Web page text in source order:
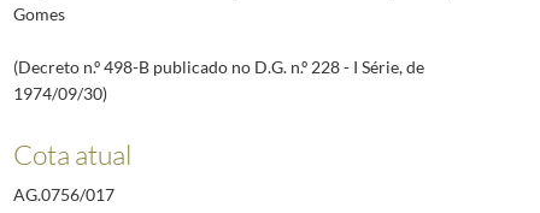
Gomes
(Decreto n.º 498-B publicado no D.G. n.º 228 - I Série, de
1974/09/30)
Cota atual
AG.0756/017